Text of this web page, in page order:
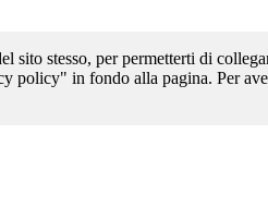
sito stesso, per permetterti di
policy" in fondo alla pagina. Per